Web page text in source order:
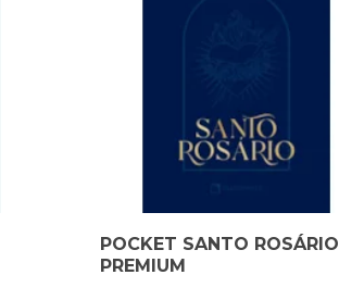
POCKET SANTO ROSÁRIO
PREMIUM